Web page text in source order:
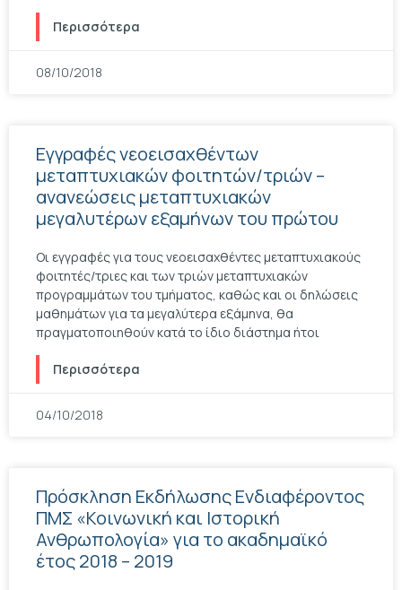
Περισσότερα
08/10/2018
Εγγραφές νεοεισαχθέντων
μεταπτυχιακών φοιτητών/τριών –
ανανεώσεις μεταπτυχιακών
μεγαλυτέρων εξαμήνων του πρώτου
Οι εγγραφές για τους νεοεισαχθέντες μεταπτυχιακούς
φοιτητές/τριες και των τριών μεταπτυχιακών
προγραμμάτων του τμήματος, καθώς και οι δηλώσεις
μαθημάτων για τα μεγαλύτερα εξάμηνα, θα
πραγματοποιηθούν κατά το ίδιο διάστημα ήτοι
Περισσότερα
04/10/2018
Πρόσκληση Εκδήλωσης Ενδιαφέροντος
ΠΜΣ «Κοινωνική και Ιστορική
Ανθρωπολογία» για το ακαδημαϊκό
έτος 2018 – 2019